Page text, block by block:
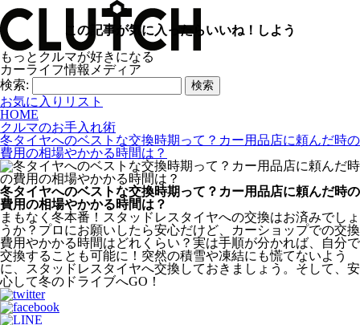
もっとクルマが好きになる
カーライフ情報メディア
検索:
お気に入りリスト
HOME
クルマのお手入れ術
冬タイヤへのベストな交換時期って？カー用品店に頼んだ時の
費用の相場やかかる時間は？
冬タイヤへのベストな交換時期って？カー用品店に頼んだ時の
費用の相場やかかる時間は？
まもなく冬本番！スタッドレスタイヤへの交換はお済みでしょ
うか？プロにお願いしたら安心だけど、カーショップでの交換
費用やかかる時間はどれくらい？実は手順が分かれば、自分で
交換することも可能に！突然の積雪や凍結にも慌てないよう
に、スタッドレスタイヤへ交換しておきましょう。そして、安
心して冬のドライブへGO！
この記事が気に入ったらいいね！しよう